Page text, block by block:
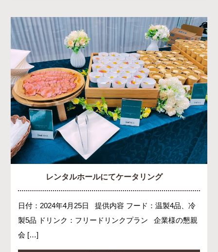
レンタルホールにてケータリング
日付：2024年4月25日 提供内容 フード：温製4品、冷
製5品 ドリンク：フリードリンクプラン 企業様の懇親
会 […]